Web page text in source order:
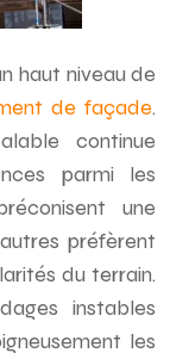
haut niveau de
de façade.
continue
parmi les
une
préfèrent
du terrain.
instables
les